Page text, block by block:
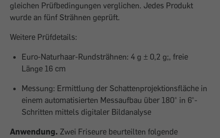
gleichen Prüfbedingungen verglichen. Jedes Produkt
wurde an fünf Strähnen geprüft.
Weitere Prüfdetails:
Euro-Naturhaar-Rundsträhnen: 4 g ± 0,2 g;, freie
Länge 16 cm
Messung: Ermittlung der Schattenprojektionsfläche in
einem automatisierten Messaufbau über 180° in 6°-
Schritten mittels digitaler Bildanalyse
Anwendung. Zwei Friseure beurteilten folgende